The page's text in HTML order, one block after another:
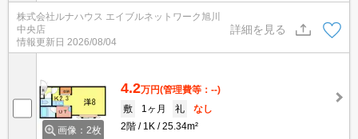
株式会社ルナハウス エイブルネットワーク旭川
中央店
情報更新日 2026/08/04
詳細を見る
画像：2枚
4.2万円(管理費等：--)
敷
1ヶ月 礼
なし
2階
1K 25.34m²